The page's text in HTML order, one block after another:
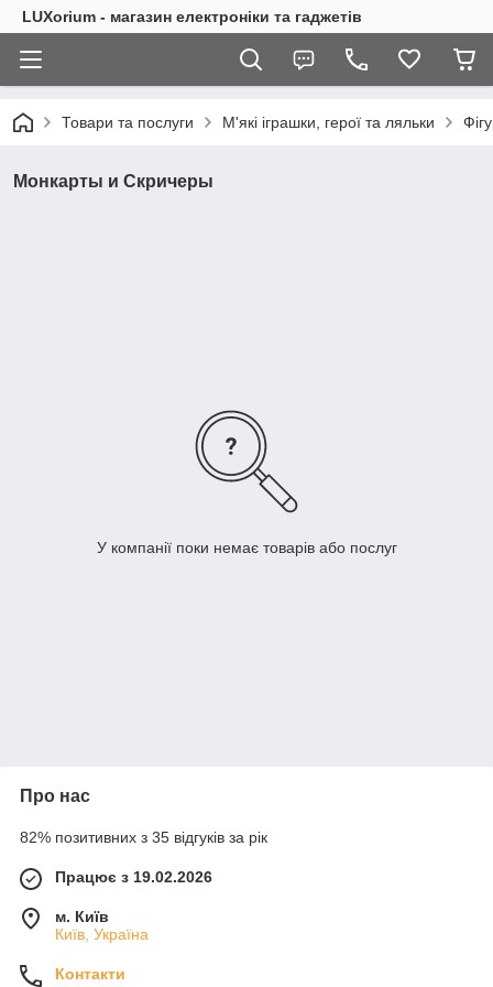
LUXorium - магазин електроніки та гаджетів
Товари та послуги М'які іграшки, герої та ляльки
Монкарты и Скричеры
У компанії поки немає товарів або послуг
Про нас
82% позитивних з 35 відгуків за рік
Працює з 19.02.2026
м. Київ
Київ, Україна
Контакти